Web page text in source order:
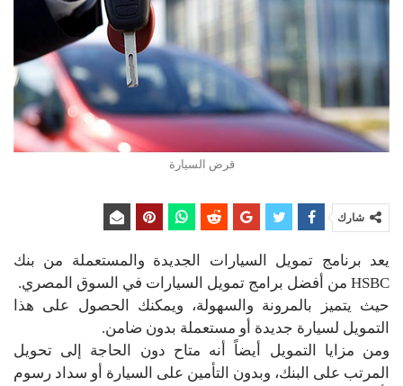
قرض السيارة
شارك
يعد برنامج تمويل السيارات الجديدة والمستعملة من بنك
HSBC من أفضل برامج تمويل السيارات في السوق المصري.
حيث يتميز بالمرونة والسهولة، ويمكنك الحصول على هذا
التمويل لسيارة جديدة أو مستعملة بدون ضامن.
ومن مزايا التمويل أيضاً أنه متاح دون الحاجة إلى تحويل
المرتب على البنك، وبدون التأمين على السيارة أو سداد رسوم